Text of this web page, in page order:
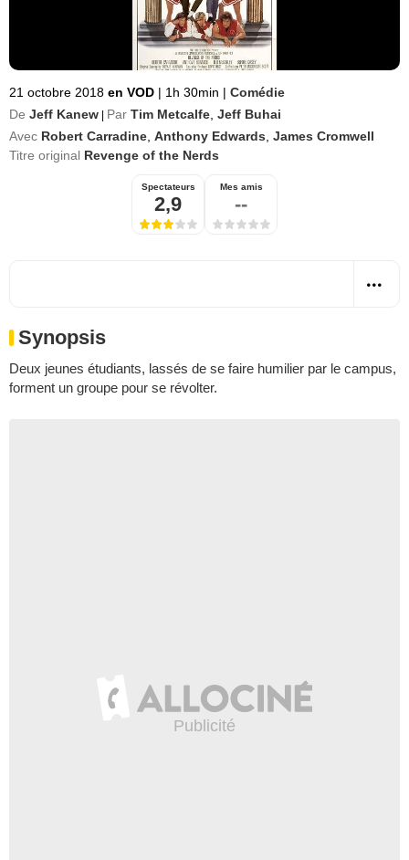
21 octobre 2018 en VOD | 1h 30min | Comédie
De Jeff Kanew Par Tim Metcalfe Jeff Buhai
Avec Robert Carradine Anthony Edwards James Cromwell
Titre original Revenge of the Nerds
Spectateurs
2,9
Mes amis
--
Synopsis
Deux jeunes étudiants, lassés de se faire humilier par le campus,
forment un groupe pour se révolter.